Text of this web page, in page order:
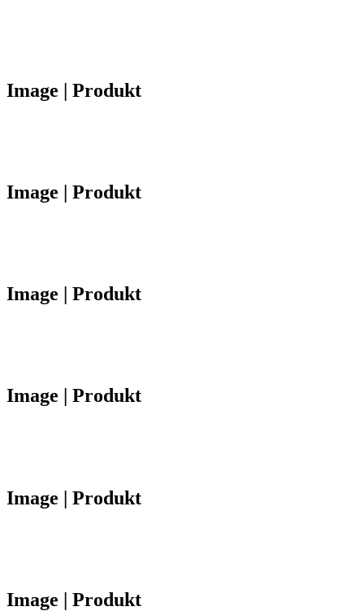
Image | Produkt
Image | Produkt
Image | Produkt
Image | Produkt
Image | Produkt
Image | Produkt